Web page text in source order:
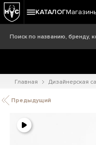
КАТАЛОГ
Главная Дизайнерская
Предыдущий